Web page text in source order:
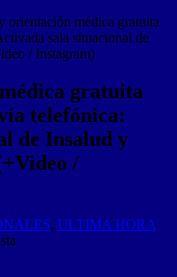
orientación médica gratuita
sala situacional de
/ Instagram)
gratuita
telefónica:
de Insalud y
/
, ULTIMA HORA